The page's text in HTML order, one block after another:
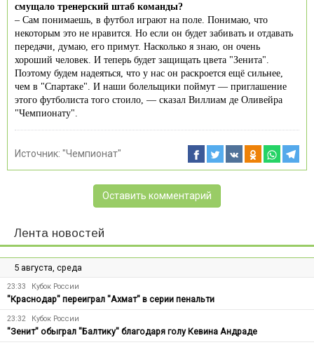
смущало тренерский штаб команды?
– Сам понимаешь, в футбол играют на поле. Понимаю, что
некоторым это не нравится. Но если он будет забивать и отдавать
передачи, думаю, его примут. Насколько я знаю, он очень
хороший человек. И теперь будет защищать цвета "Зенита".
Поэтому будем надеяться, что у нас он раскроется ещё сильнее,
чем в "Спартаке". И наши болельщики поймут — приглашение
этого футболиста того стоило, — сказал Виллиам де Оливейра
"Чемпионату".
Источник: "Чемпионат"
Оставить комментарий
Лента новостей
5 августа, среда
23:33 Кубок России
"Краснодар" переиграл "Ахмат" в серии пенальти
23:32 Кубок России
"Зенит" обыграл "Балтику" благодаря голу Кевина Андраде